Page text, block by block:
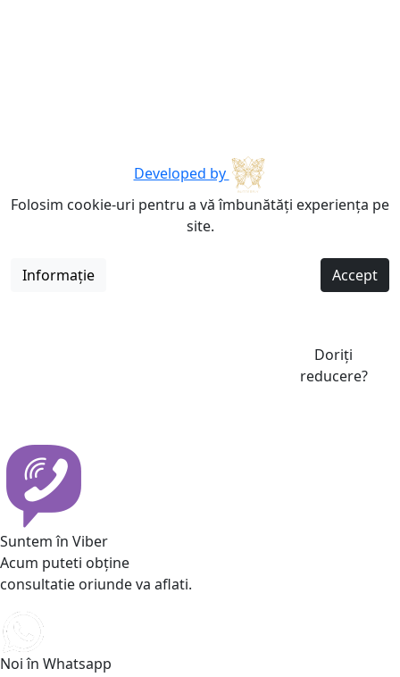
Developed by
Folosim cookie-uri pentru a vă îmbunătăți experiența pe
site.
Informație Accept
Doriți
reducere?
Suntem în Viber
Acum puteti obține
consultatie oriunde va aflati.
Noi în Whatsapp